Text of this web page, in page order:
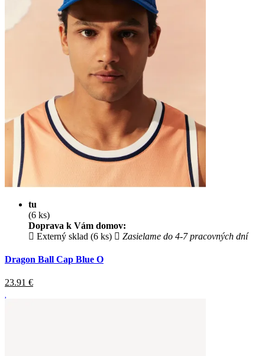
tu
(6 ks)
Doprava k Vám domov:
Externý sklad (6 ks)
Zasielame do 4-7 pracovných dní
Dragon Ball Cap Blue O
23.91 €